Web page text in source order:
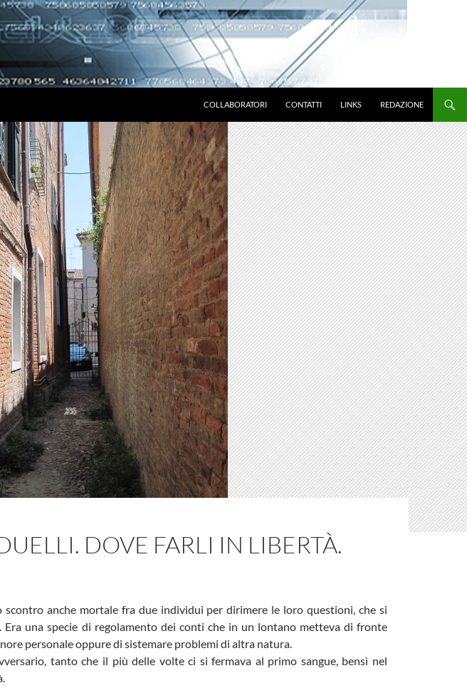
COLLABORATORI
CONTATTI LINKS REDAZIONE
DOVE FARLI IN LIBERTÀ.
anche mortale fra due individui per dirimere le loro questioni, che si
Era una specie di regolamento dei conti che in un lontano metteva di fronte
personale oppure di sistemare problemi di altra natura.
tanto che il più delle volte ci si fermava al primo sangue, bensì nel